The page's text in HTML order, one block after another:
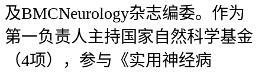
及BMCNeurology杂志编委。作为
第一负责人主持国家自然科学基金
（4项），参与《实用神经病